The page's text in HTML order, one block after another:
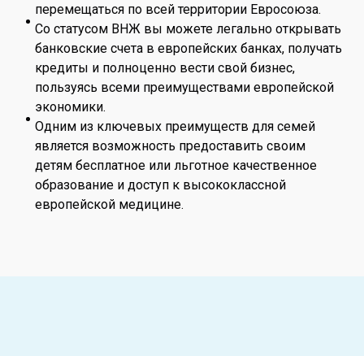
перемещаться по всей территории Евросоюза.
Со статусом ВНЖ вы можете легально открывать
банковские счета в европейских банках, получать
кредиты и полноценно вести свой бизнес,
пользуясь всеми преимуществами европейской
экономики.
Одним из ключевых преимуществ для семей
является возможность предоставить своим
детям бесплатное или льготное качественное
образование и доступ к высококлассной
европейской медицине.